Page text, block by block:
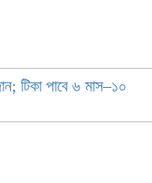
টিকা পাবে ৬ মাস–১০